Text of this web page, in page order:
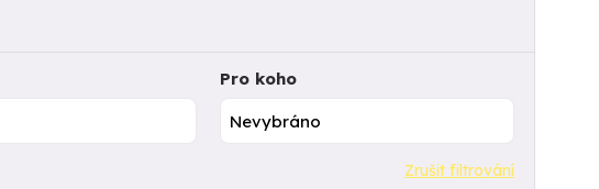
Pro koho
Zrušit filtrování